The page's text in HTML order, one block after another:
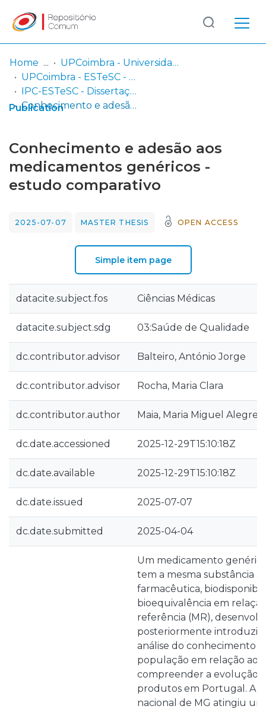
Communities
& Collections
Statistics
Log
In
(current)
Home
UPCoimbra - Universidade Politécnica de Coimbra
UPCoimbra - ESTeSC - Escola Superior de Tecnologia da Saúde de Coimbra
IPC-ESTeSC - Dissertações de mestrado
Conhecimento e adesão aos medicamentos genéricos - estudo comparativo
Publication
Conhecimento e adesão aos
medicamentos genéricos -
estudo comparativo
2025-07-07 MASTER THESIS OPEN ACCESS
Simple item page
datacite.subject.fos Ciências Médicas
datacite.subject.sdg 03:Saúde de Qualidade
dc.contributor.advisor Balteiro, António Jorge
dc.contributor.advisor Rocha, Maria Clara
dc.contributor.author Maia, Maria Miguel Alegre
dc.date.accessioned 2025-12-29T15:10:18Z
dc.date.available 2025-12-29T15:10:18Z
dc.date.issued 2025-07-07
dc.date.submitted 2025-04-04
Um medicamento
tem a mesma substância
farmacêutica,
bioequivalência em
referência (MR),
posteriormente
análise do conhecimento e
população em relação aos
compreender a evolução
produtos em Portugal. A
nacional de MG atingiu